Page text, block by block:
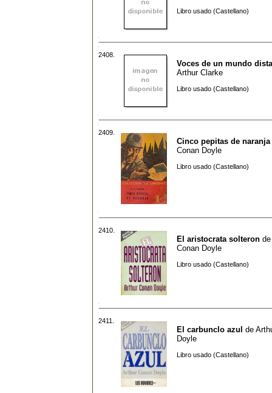
Libro usado (Castellano)
2408.
Voces de un mundo
Arthur Clarke
Libro usado (Castellano)
2409.
Cinco pepitas de naranja
Conan Doyle
Libro usado (Castellano)
2410.
El aristocrata solteron de
Conan Doyle
Libro usado (Castellano)
2411.
El carbunclo azul de
Doyle
Libro usado (Castellano)